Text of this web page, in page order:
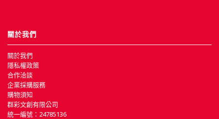
關於我們
關於我們
隱私權政策
合作洽談
企業採購服務
購物須知
群彩文創有限公司
統一編號：24785136